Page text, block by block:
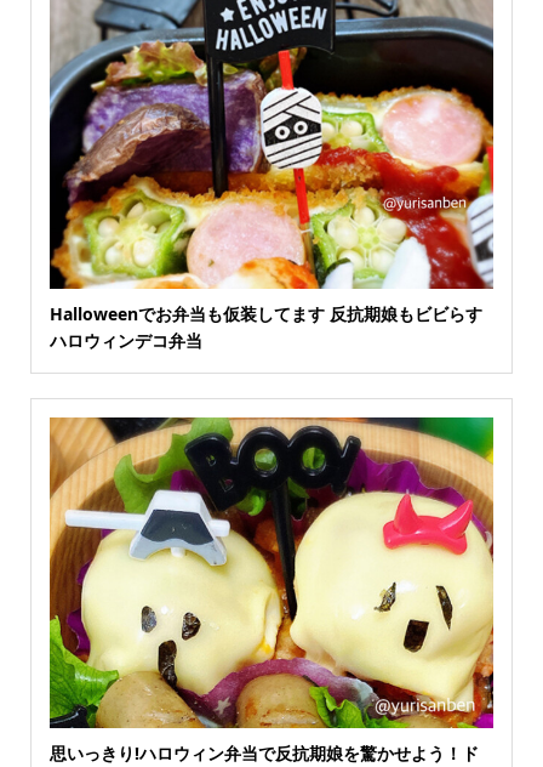
Halloweenでお弁当も仮装してます 反抗期娘もビビらす
ハロウィンデコ弁当
思いっきり!ハロウィン弁当で反抗期娘を驚かせよう！ド